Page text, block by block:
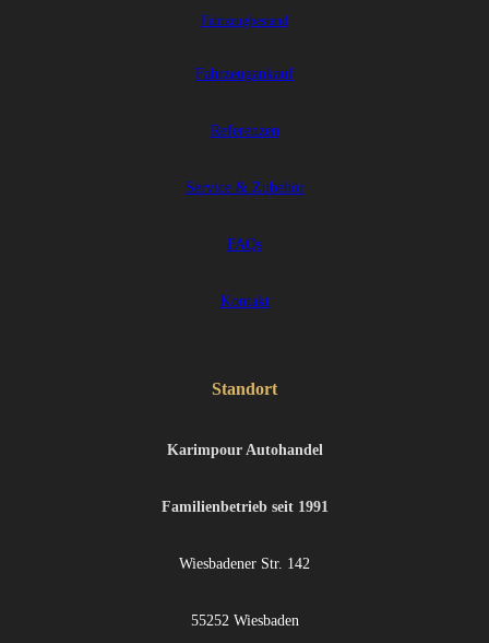
Fahrzeugbestand
Fahrzeugankauf
Referenzen
Service & Zubehör
FAQs
Kontakt
Standort
Karimpour Autohandel
Familienbetrieb seit 1991
Wiesbadener Str. 142
55252 Wiesbaden